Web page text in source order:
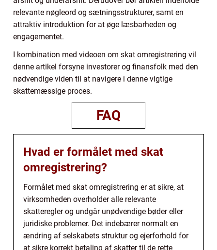
relevante nøgleord og sætningsstrukturer, samt en
attraktiv introduktion for at øge læsbarheden og
engagementet.
I kombination med videoen om skat omregistrering vil
denne artikel forsyne investorer og finansfolk med den
nødvendige viden til at navigere i denne vigtige
skattemæssige proces.
FAQ
Hvad er formålet med skat
omregistrering?
Formålet med skat omregistrering er at sikre, at
virksomheden overholder alle relevante
skatteregler og undgår unødvendige bøder eller
juridiske problemer. Det indebærer normalt en
ændring af selskabets struktur og ejerforhold for
at sikre korrekt betaling af skatter til de rette